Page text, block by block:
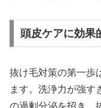
頭皮ケアに効果
抜け毛対策の第一歩
ます。洗浄力が強す
の過剰分泌を招き、